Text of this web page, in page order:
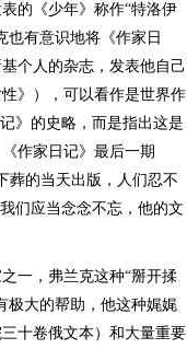
的《少年》称作“特洛伊
也有意识地将《作家日
个人的杂志，发表他自己
》），可以看作是世界作
》的史略，而是指出这是
作家日记》最后一期
葬的当天出版，人们忍不
们应当念念不忘，他的文
一，弗兰克这种“掰开揉
极大的帮助，他这种娓娓
十卷俄文本）和大量重要